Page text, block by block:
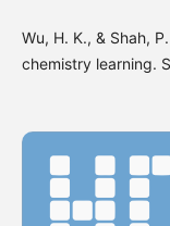
Wu, H. K., & Shah,
chemistry learning.